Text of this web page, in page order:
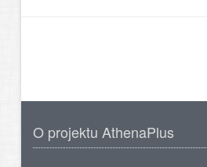
O projektu AthenaPlus